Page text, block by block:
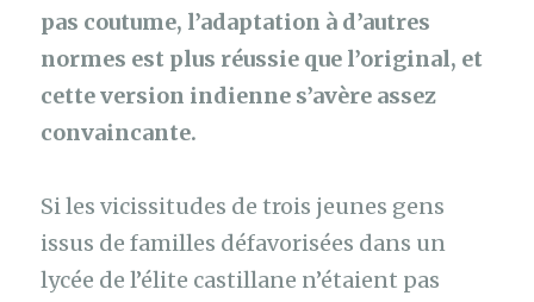
pas coutume, l’adaptation à d’autres
normes est plus réussie que l’original, et
cette version indienne s’avère assez
convaincante.
Si les vicissitudes de trois jeunes gens
issus de familles défavorisées dans un
lycée de l’élite castillane n’étaient pas